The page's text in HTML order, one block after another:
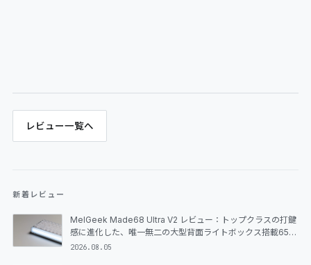
レビュー一覧へ
新着レビュー
MelGeek Made68 Ultra V2 レビュー：トップクラスの打鍵
感に進化した、唯一無二の大型背面ライトボックス搭載65%
ラピッドトリガーキーボード
2026.08.05